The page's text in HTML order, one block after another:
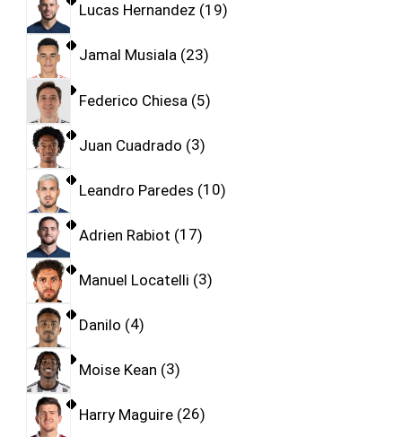
Lucas Hernandez 19
Jamal Musiala 23
Federico Chiesa 5
Juan Cuadrado 3
Leandro Paredes 10
Adrien Rabiot 17
Manuel Locatelli 3
Danilo 4
Moise Kean 3
Harry Maguire 26